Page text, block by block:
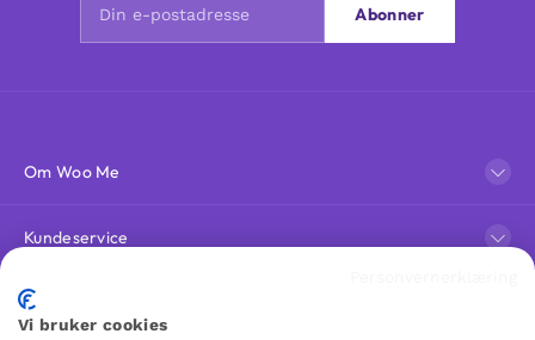
Abonner
Om Woo Me
Kundeservice
Favoritter
Vi bruker cookies